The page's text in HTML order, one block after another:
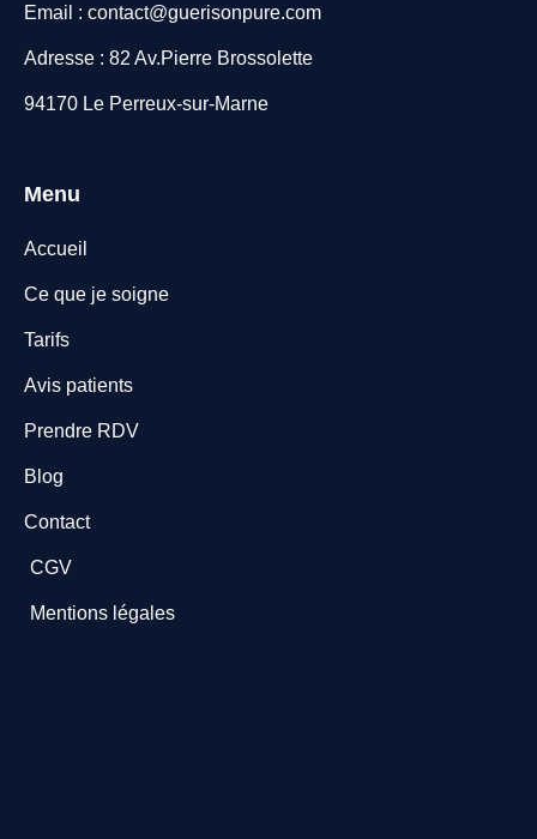
Email : contact@guerisonpure.com
Adresse : 82 Av.Pierre Brossolette
94170 Le Perreux-sur-Marne
Menu
Accueil
Ce que je soigne
Tarifs
Avis patients
Prendre RDV
Blog
Contact
CGV
Mentions légales